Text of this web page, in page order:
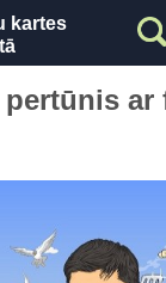
kartes
ar